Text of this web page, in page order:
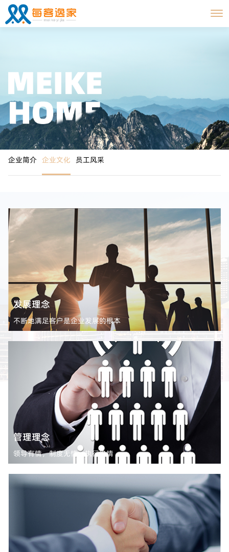
企业简介 企业文化 员工风采
发展理念
不断地满足客户是企业发展的根本
管理理念
领导有情，制度无情，执行绝情